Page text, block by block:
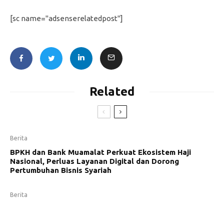
[sc name="adsenserelatedpost"]
Related
Berita
BPKH dan Bank Muamalat Perkuat Ekosistem Haji
Nasional, Perluas Layanan Digital dan Dorong
Pertumbuhan Bisnis Syariah
Berita